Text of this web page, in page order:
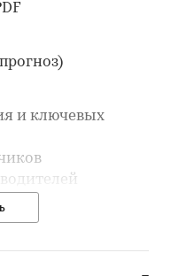
и ключевых
счетчиков